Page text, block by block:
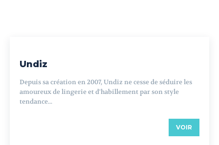
Undiz
Depuis sa création en 2007, Undiz ne cesse de séduire les
amoureux de lingerie et d'habillement par son style
tendance...
VOIR